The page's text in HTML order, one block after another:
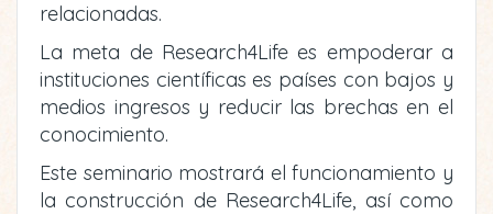
relacionadas.
La meta de Research4Life es empoderar a
instituciones científicas es países con bajos y
medios ingresos y reducir las brechas en el
conocimiento.
Este seminario mostrará el funcionamiento y
la construcción de Research4Life, así como